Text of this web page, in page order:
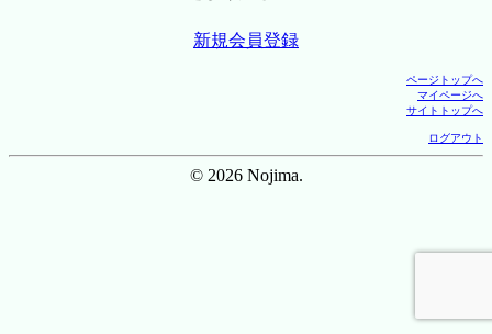
新規会員登録
ページトップへ
マイページへ
サイトトップへ
ログアウト
© 2026 Nojima.